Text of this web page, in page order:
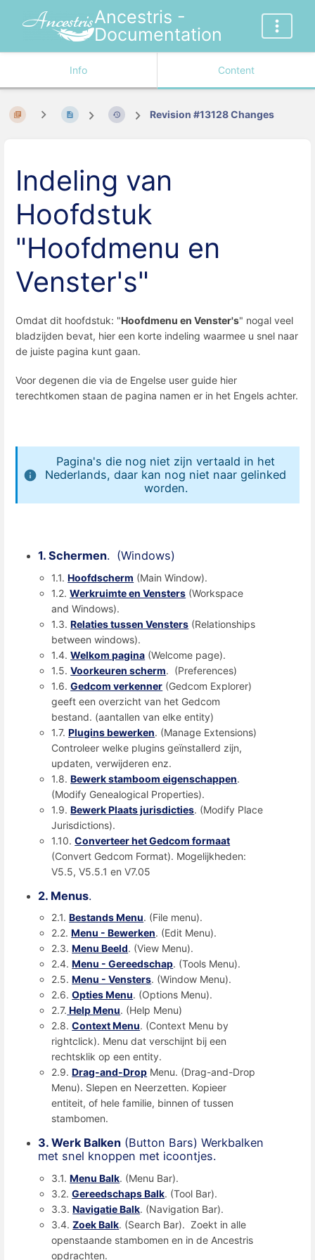
Ancestris -
Documentation
Info Content
Revision #13128 Changes
Indeling van
Hoofdstuk
"Hoofdmenu en
Venster's"
Omdat dit hoofdstuk: "Hoofdmenu en Venster's" nogal veel
bladzijden bevat, hier een korte indeling waarmee u snel naar
de juiste pagina kunt gaan.
Voor degenen die via de Engelse user guide hier
terechtkomen staan de pagina namen er in het Engels achter.
Pagina's die nog niet zijn vertaald in het
Nederlands, daar kan nog niet naar gelinked
worden.
1. Schermen. (Windows)
1.1.Hoofdscherm (Main Window).
1.2.Werkruimte en Vensters (Workspace
and Windows).
1.3.Relaties tussen Vensters (Relationships
between windows).
1.4.Welkom pagina (Welcome page).
1.5.Voorkeuren scherm. (Preferences)
1.6.Gedcom verkenner (Gedcom Explorer)
geeft een overzicht van het Gedcom
bestand. (aantallen van elke entity)
1.7.Plugins bewerken. (Manage Extensions)
Controleer welke plugins geïnstallerd zijn,
updaten, verwijderen enz.
1.8.Bewerk stamboom eigenschappen.
(Modify Genealogical Properties).
1.9.Bewerk Plaats jurisdicties. (Modify Place
Jurisdictions).
1.10.Converteer het Gedcom formaat
(Convert Gedcom Format). Mogelijkheden:
V5.5, V5.5.1 en V7.05
2. Menus.
2.1.Bestands Menu. (File menu).
2.2.Menu - Bewerken. (Edit Menu).
2.3.Menu Beeld. (View Menu).
2.4.Menu - Gereedschap. (Tools Menu).
2.5.Menu - Vensters. (Window Menu).
2.6.Opties Menu. (Options Menu).
2.7. Help Menu. (Help Menu)
2.8.Context Menu. (Context Menu by
rightclick). Menu dat verschijnt bij een
rechtsklik op een entity.
2.9.Drag-and-Drop Menu. (Drag-and-Drop
Menu). Slepen en Neerzetten. Kopieer
entiteit, of hele familie, binnen of tussen
stambomen.
3. Werk Balken (Button Bars) Werkbalken
met snel knoppen met icoontjes.
3.1.Menu Balk. (Menu Bar).
3.2.Gereedschaps Balk. (Tool Bar).
3.3.Navigatie Balk. (Navigation Bar).
3.4.Zoek Balk. (Search Bar). Zoekt in alle
openstaande stambomen en in de Ancestris
opdrachten.